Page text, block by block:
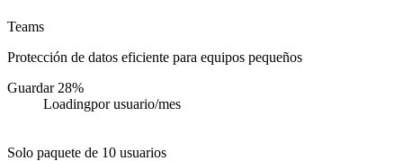
Teams
Protección de datos eficiente para equipos pequeños
Guardar 28%
Loadingpor usuario/mes
Solo paquete de 10 usuarios